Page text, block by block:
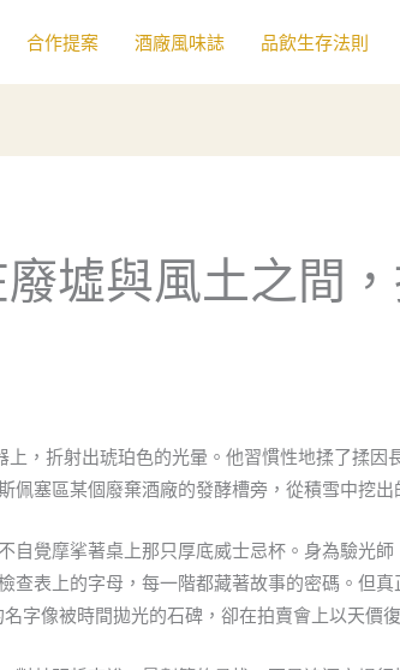
合作提案 酒廠風味誌 品飲生存法則
墟與風土之間
，折射出琥珀色的光暈。他習慣性地揉了揉因
塞區某個廢棄酒廠的發酵槽旁，從積雪中挖出
自覺摩挲著桌上那只厚底威士忌杯。身為驗光
上的字母，每一階都藏著故事的密碼。但真
像被時間拋光的石碑，卻在拍賣會上以天價